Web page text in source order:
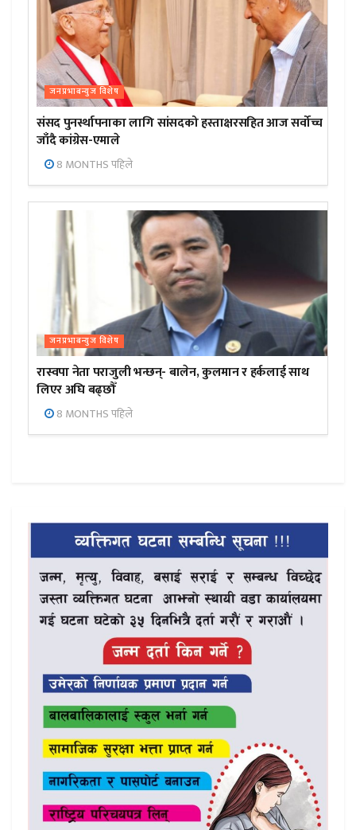
जनप्रभाबन्युज विशेष
संसद पुनर्स्थापनाका लागि सांसदको हस्ताक्षरसहित आज सर्वोच्च
जाँदै कांग्रेस-एमाले
8 MONTHS पहिले
जनप्रभाबन्युज विशेष
रास्वपा नेता पराजुली भन्छन्- बालेन, कुलमान र हर्कलाई साथ
लिएर अघि बढ्छौँ
8 MONTHS पहिले